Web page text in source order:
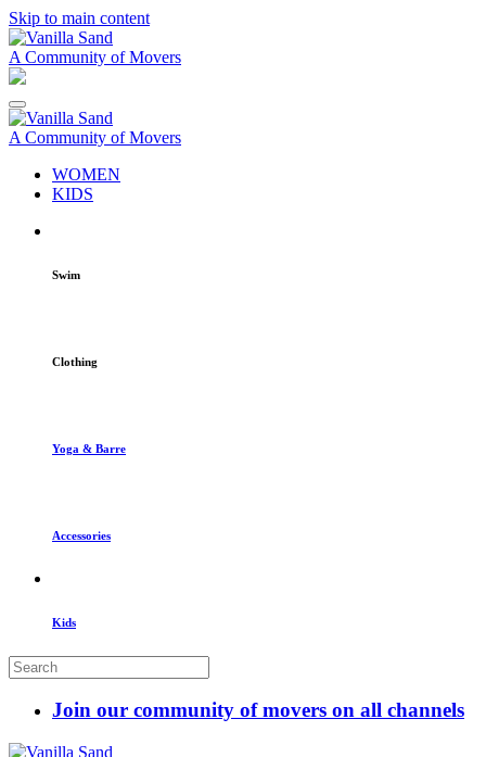
Skip to main content
A Community of Movers
A Community of Movers
WOMEN
KIDS
Swim
Clothing
Yoga & Barre
Accessories
Kids
Join our community of movers on all channels